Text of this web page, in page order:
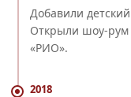
Добавили
Открыли шоу-рум
«РИО».
2018